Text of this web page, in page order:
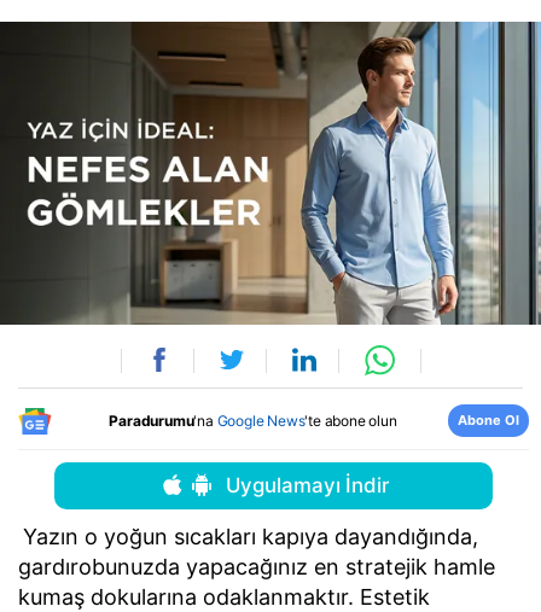
Paradurumu'na Google News'te abone olun Abone Ol
Uygulamayı İndir
Yazın o yoğun sıcakları kapıya dayandığında,
gardırobunuzda yapacağınız en stratejik hamle
kumaş dokularına odaklanmaktır. Estetik